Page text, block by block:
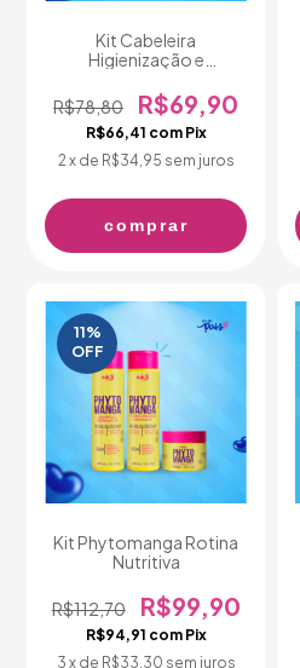
Kit Cabeleira
Higienização e
R$78,80
R$69,90
R$66,41 com Pix
2 x de R$34,95 sem juros
comprar
11%
OFF
Kit Phytomanga Rotina
Nutritiva
R$112,70 R$99,90
R$94,91 com Pix
3 x de R$33,30 sem juros